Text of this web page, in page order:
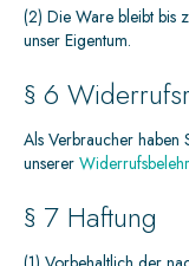
(2) Die Ware bleibt bis
unser Eigentum.
§ 6
Als Verbraucher haben
unserer
§ 7 Haftung